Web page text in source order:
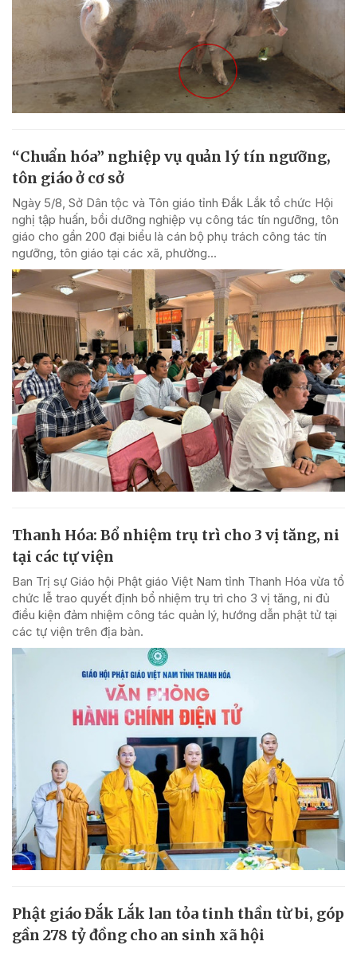
“Chuẩn hóa” nghiệp vụ quản lý tín ngưỡng,
tôn giáo ở cơ sở
Ngày 5/8, Sở Dân tộc và Tôn giáo tỉnh Đắk Lắk tổ chức Hội
nghị tập huấn, bồi dưỡng nghiệp vụ công tác tín ngưỡng, tôn
giáo cho gần 200 đại biểu là cán bộ phụ trách công tác tín
ngưỡng, tôn giáo tại các xã, phường...
Thanh Hóa: Bổ nhiệm trụ trì cho 3 vị tăng, ni
tại các tự viện
Ban Trị sự Giáo hội Phật giáo Việt Nam tỉnh Thanh Hóa vừa tổ
chức lễ trao quyết định bổ nhiệm trụ trì cho 3 vị tăng, ni đủ
điều kiện đảm nhiệm công tác quản lý, hướng dẫn phật tử tại
các tự viện trên địa bàn.
Phật giáo Đắk Lắk lan tỏa tinh thần từ bi, góp
gần 278 tỷ đồng cho an sinh xã hội